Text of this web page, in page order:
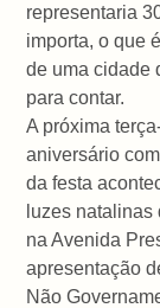
representaria
importa, o que
de uma cidade
para contar.
A próxima
aniversário
da festa
luzes
na Avenida
apresentação
Não